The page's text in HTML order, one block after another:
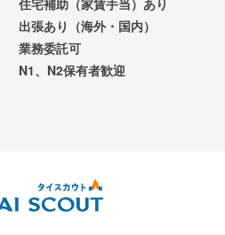
出張あり（海外・国内）
業務委託可
N1、N2保有者歓迎